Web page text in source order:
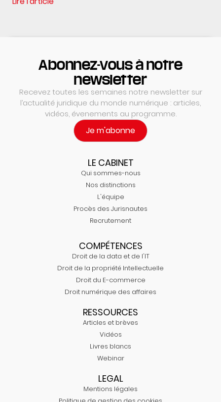
Abonnez-vous à notre
newsletter
Recevez toutes les semaines notre newsletter sur
l’actualité juridique du monde numérique : articles,
vidéos, évenements au programme.
Je m'abonne
LE CABINET
Qui sommes-nous
Nos distinctions
L'équipe
Procès des Jurisnautes
Recrutement
COMPÉTENCES
Droit de la data et de l'IT
Droit de la propriété Intellectuelle
Droit du E-commerce
Droit numérique des affaires
RESSOURCES
Articles et brèves
Vidéos
Livres blancs
Webinar
LEGAL
Mentions légales